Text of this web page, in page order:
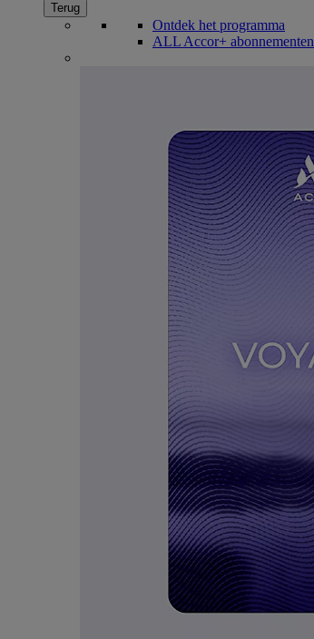
Terug
Ontdek het programma
ALL Accor+ abonnementen